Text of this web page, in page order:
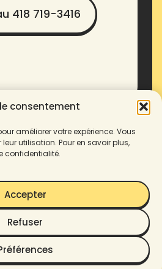
consentement
améliorer votre expérience. Vous
utilisation. Pour en savoir plus,
confidentialité.
Accepter
Refuser
418 719-3416
© 2025 Enove. Tous droits